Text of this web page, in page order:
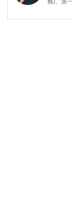
務)、第
東京都